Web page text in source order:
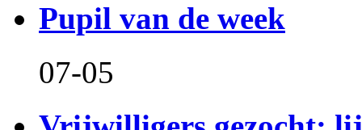
Pupil van de week
07-05